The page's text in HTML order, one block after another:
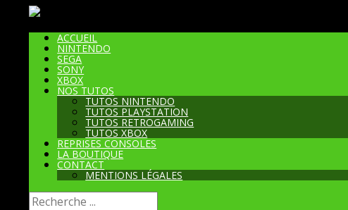
ACCUEIL
NINTENDO
SEGA
SONY
XBOX
NOS TUTOS
TUTOS NINTENDO
TUTOS PLAYSTATION
TUTOS RETROGAMING
TUTOS XBOX
REPRISES CONSOLES
LA BOUTIQUE
CONTACT
MENTIONS LÉGALES